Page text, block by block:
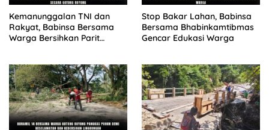
Kemanunggalan TNI dan
Rakyat, Babinsa Bersama
Warga Bersihkan Parit
Stop Bakar Lahan, Babinsa
Bersama Bhabinkamtibmas
Gencar Edukasi Warga